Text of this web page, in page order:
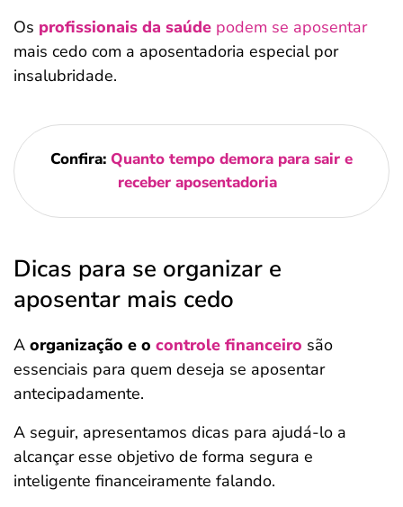
Os profissionais da saúde podem se aposentar
mais cedo com a aposentadoria especial por
insalubridade.
Confira: Quanto tempo demora para sair e
receber aposentadoria
Dicas para se organizar e
aposentar mais cedo
A organização e o controle financeiro são
essenciais para quem deseja se aposentar
antecipadamente.
A seguir, apresentamos dicas para ajudá-lo a
alcançar esse objetivo de forma segura e
inteligente financeiramente falando.